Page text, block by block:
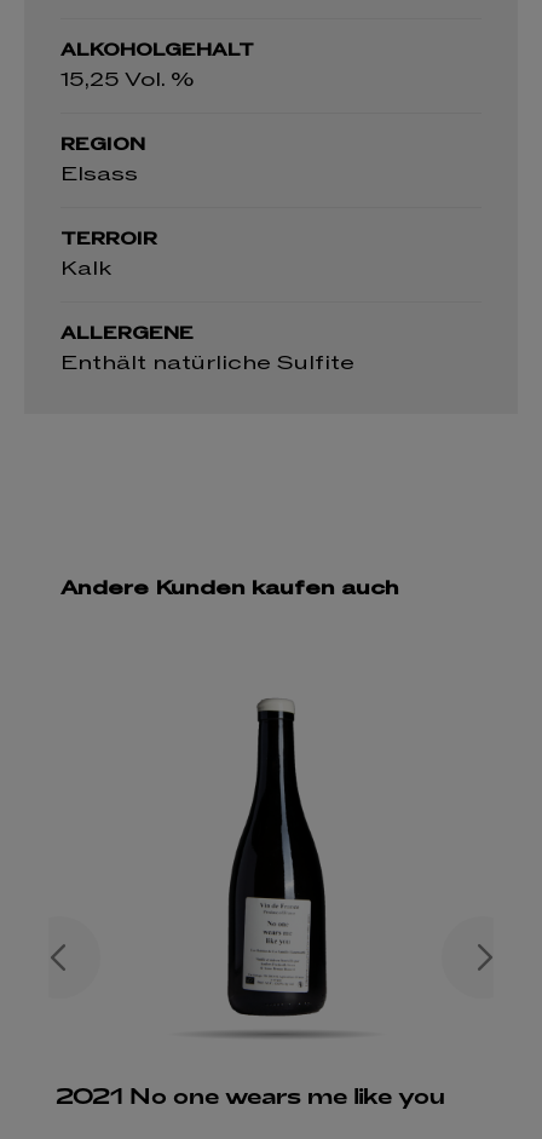
ALKOHOLGEHALT
15,25 Vol. %
REGION
Elsass
TERROIR
Kalk
ALLERGENE
Enthält natürliche Sulfite
Andere Kunden kaufen auch
2021 No one wears me like you